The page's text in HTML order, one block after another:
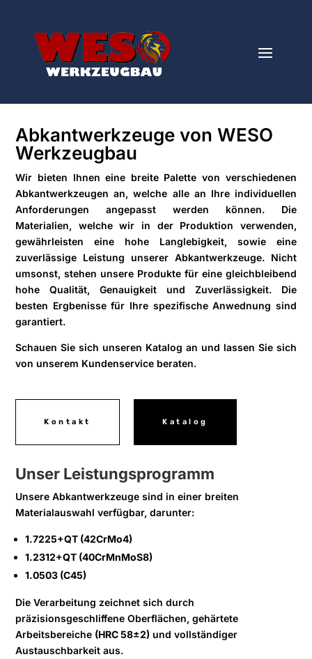
Abkantwerkzeuge von WESO
Werkzeugbau
Wir bieten Ihnen eine breite Palette von verschiedenen
Abkantwerkzeugen an, welche alle an Ihre individuellen
Anforderungen angepasst werden können. Die
Materialien, welche wir in der Produktion verwenden,
gewährleisten eine hohe Langlebigkeit, sowie eine
zuverlässige Leistung unserer Abkantwerkzeuge. Nicht
umsonst, stehen unsere Produkte für eine gleichbleibend
hohe Qualität, Genauigkeit und Zuverlässigkeit. Die
besten Ergbenisse für Ihre spezifische Anwednung sind
garantiert.
Schauen Sie sich unseren Katalog an und lassen Sie sich
von unserem Kundenservice beraten.
Kontakt Katalog
Unser Leistungsprogramm
Unsere Abkantwerkzeuge sind in einer breiten
Materialauswahl verfügbar, darunter:
1.7225+QT (42CrMo4)
1.2312+QT (40CrMnMoS8)
1.0503 (C45)
Die Verarbeitung zeichnet sich durch
präzisionsgeschliffene Oberflächen, gehärtete
Arbeitsbereiche (HRC 58±2) und vollständiger
Austauschbarkeit aus.